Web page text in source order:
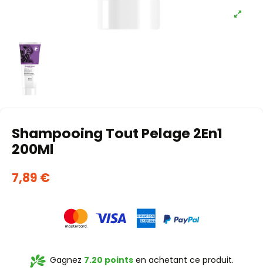
Shampooing Tout Pelage 2En1
200Ml
7,89 €
Gagnez 7.20 pointsen achetant ce produit.